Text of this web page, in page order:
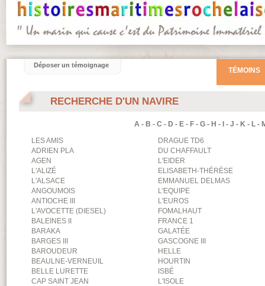
RECHERCHE D'UN NAVIRE
A - B - C - D - E - F - G - H - - J - K - L -
LES AMIS
DRAGUE TD6
ADRIEN PLA
DU CHAFFAULT
AGEN
L'EIDER
L'ALIZÉ
ELISABETH-THÉRÈSE
L'ALSACE
EMMANUEL DELMAS
ANGOUMOIS
L'EQUIPE
ANTIOCHE III
L'EUROS
L'AVOCETTE (DIESEL)
FOMALHAUT
BALEINES II
FRANCE 1
BARAKA
GALATÉE
BARGES III
GASCOGNE III
BAROUDEUR
HELLE
BEAULNE-VERNEUIL
HOURTIN
BELLE LURETTE
ISBÉ
CAP SAINT JEAN
L'ISOLE
TÉMOINS
Déposer un témoignage